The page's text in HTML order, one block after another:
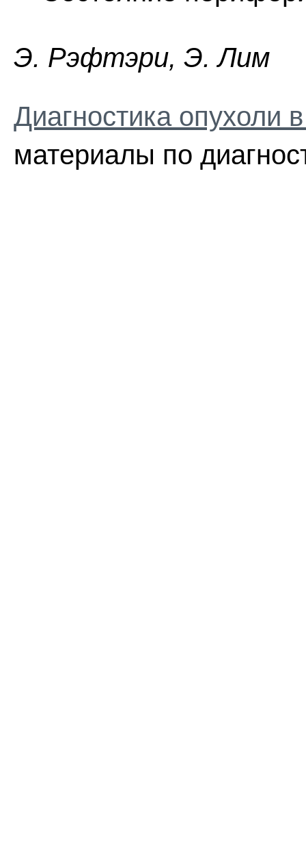
Э. Pэфтэpи, Э. Лим
Диагностика опухоли
материалы по